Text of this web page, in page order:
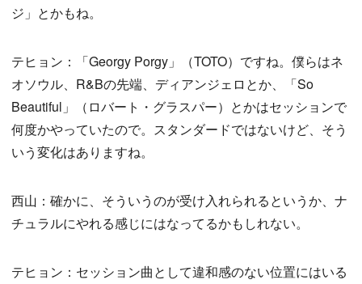
ジ」とかもね。
テヒョン：「Georgy Porgy」（TOTO）ですね。僕らはネ
オソウル、R&Bの先端、ディアンジェロとか、「So
Beautiful」（ロバート・グラスパー）とかはセッションで
何度かやっていたので。スタンダードではないけど、そう
いう変化はありますね。
西山：確かに、そういうのが受け入れられるというか、ナ
チュラルにやれる感じにはなってるかもしれない。
テヒョン：セッション曲として違和感のない位置にはいる